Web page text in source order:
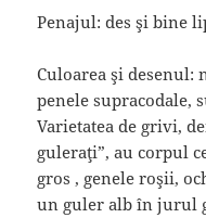
Penajul: des şi bine
Culoarea şi desenul:
penele supracodale,
Varietatea de grivi,
guleraţi”, au corpul
gros , genele roşii,
un guler alb în jurul